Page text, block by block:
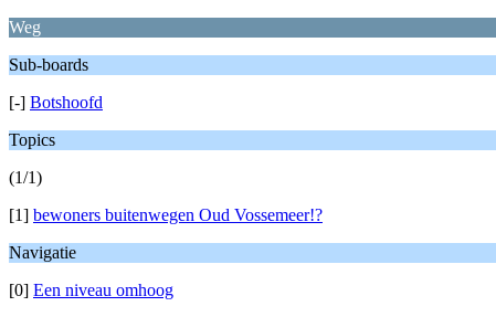
Weg
Sub-boards
[-] Botshoofd
Topics
(1/1)
[1] bewoners buitenwegen Oud Vossemeer!?
Navigatie
[0] Een niveau omhoog